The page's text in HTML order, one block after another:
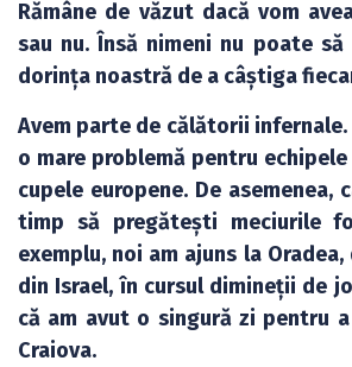
Rămâne de văzut dacă vom
sau nu. Însă nimeni nu poate
dorința noastră de a câștiga
Avem parte de călătorii
o mare problemă pentru
cupele europene. De asemenea,
timp să pregătești meciurile
exemplu, noi am ajuns la
din Israel, în cursul dimineții de
că am avut o singură zi pentru
Craiova.